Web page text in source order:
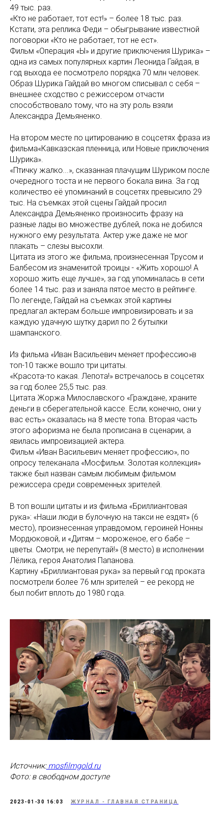
49 тыс. раз.
«Кто не работает, тот ест!» – более 18 тыс. раз.
Кстати, эта реплика Феди – обыгрывание известной
поговорки «Кто не работает, тот не ест».
Фильм «Операция «Ы» и другие приключения Шурика» –
одна из самых популярных картин Леонида Гайдая, в
год выхода ее посмотрело порядка 70 млн человек.
Образ Шурика Гайдай во многом списывал с себя –
внешнее сходство с режиссером отчасти
способствовало тому, что на эту роль взяли
Александра Демьяненко.
На втором месте по цитированию в соцсетях фраза из
фильма«Кавказская пленница, или Новые приключения
Шурика».
«Птичку жалко...», сказанная плачущим Шуриком после
очередного тоста и не первого бокала вина. За год
количество её упоминаний в соцсетях превысило 29
тыс. На съемках этой сцены Гайдай просил
Александра Демьяненко произносить фразу на
разные лады во множестве дублей, пока не добился
нужного ему результата. Актер уже даже не мог
плакать – слезы высохли.
Цитата из этого же фильма, произнесенная Трусом и
Балбесом из знаменитой троицы - «Жить хорошо! А
хорошо жить еще лучше», за год упоминалась в сети
более 14 тыс. раз и заняла пятое место в рейтинге.
По легенде, Гайдай на съемках этой картины
предлагал актерам больше импровизировать и за
каждую удачную шутку дарил по 2 бутылки
шампанского.
Из фильма «Иван Васильевич меняет профессию»в
топ-10 также вошло три цитаты.
«Красота-то какая. Лепота!» встречалось в соцсетях
за год более 25,5 тыс. раз.
Цитата Жоржа Милославского «Граждане, храните
деньги в сберегательной кассе. Если, конечно, они у
вас есть» оказалась на 8 месте топа. Вторая часть
этого афоризма не была прописана в сценарии, а
явилась импровизацией актера.
Фильм «Иван Васильевич меняет профессию», по
опросу телеканала «Мосфильм. Золотая коллекция»
также был назван самым любимым фильмом
режиссера среди современных зрителей.
В топ вошли цитаты и из фильма «Бриллиантовая
рука»: «Наши люди в булочную на такси не ездят» (6
место), произнесенная управдомом, героиней Нонны
Мордюковой, и «Дитям – мороженое, его бабе –
цветы. Смотри, не перепутай!» (8 место) в исполнении
Лёлика, героя Анатолия Папанова.
Картину «Бриллиантовая рука» за первый год проката
посмотрели более 76 млн зрителей – ее рекорд не
был побит вплоть до 1980 года.
Источник:mosfilmgold.ru
Фото: в свободном доступе
2023-01-30 16:03 ЖУРНАЛ - ГЛАВНАЯ СТРАНИЦА